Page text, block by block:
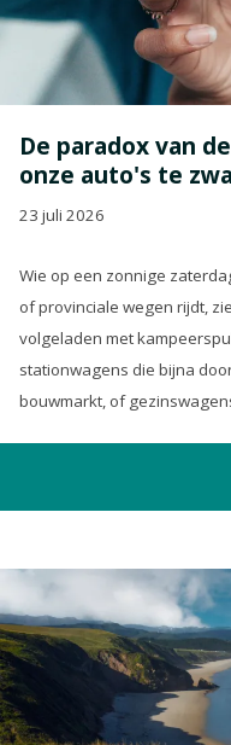
De paradox van
onze auto's te
23 juli 2026
Wie op een zonnige
of provinciale wegen rijdt,
volgeladen met
stationwagens die bijna
bouwmarkt, of
zeulen. We houden van